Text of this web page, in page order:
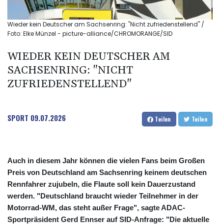
Wieder kein Deutscher am Sachsenring: "Nicht zufriedenstellend" /
Foto: Elke Münzel - picture-alliance/CHROMORANGE/SID
WIEDER KEIN DEUTSCHER AM
SACHSENRING: "NICHT
ZUFRIEDENSTELLEND"
SPORT 09.07.2026 Teilen Teilen
Auch in diesem Jahr können die vielen Fans beim Großen
Preis von Deutschland am Sachsenring keinem deutschen
Rennfahrer zujubeln, die Flaute soll kein Dauerzustand
werden. "Deutschland braucht wieder Teilnehmer in der
Motorrad-WM, das steht außer Frage", sagte ADAC-
Sportpräsident Gerd Ennser auf SID-Anfrage: "Die aktuelle